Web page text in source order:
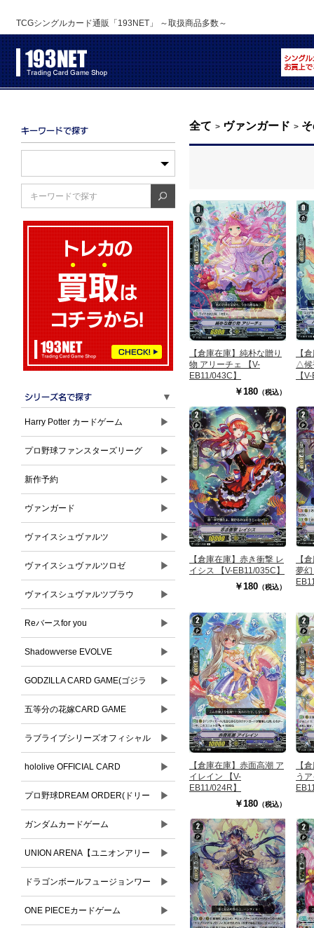
TCGシングルカード通販「193NET」 ～取扱商品多数～
▼
Harry Potter カードゲーム ▶
プロ野球ファンスターズリーグ ▶
新作予約 ▶
ヴァンガード ▶
ヴァイスシュヴァルツ ▶
ヴァイスシュヴァルツロゼ ▶
ヴァイスシュヴァルツブラウ ▶
Reバースfor you ▶
Shadowverse EVOLVE ▶
GODZILLA CARD GAME(ゴジラ
カードゲーム)
▶
五等分の花嫁CARD GAME ▶
ラブライブシリーズオフィシャル
カードゲーム
▶
hololive OFFICIAL CARD
GAME(ホロライブオフィシャルカ
ードゲーム)
▶
プロ野球DREAM ORDER(ドリー
ムオーダー)
▶
ガンダムカードゲーム ▶
UNION ARENA【ユニオンアリー
ナ】
▶
ドラゴンボールフュージョンワー
ルド
▶
ONE PIECEカードゲーム ▶
全て > ヴァンガード >
【倉庫在庫】純朴な贈り
物 アリーチェ 【V-
EB11/043C】
￥180 （税込）
【
△候
【
【倉庫在庫】赤き衝撃 レ
イシス 【V-EB11/035C】
￥180 （税込）
【
夢
【倉庫在庫】赤面高潮 ア
イレイン 【V-
EB11/024R】
￥180 （税込）
【
う